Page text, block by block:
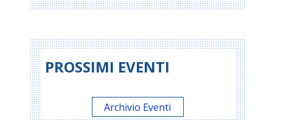
PROSSIMI EVENTI
Archivio Eventi